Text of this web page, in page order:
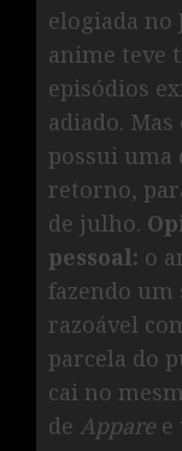
elogiada no
anime teve
episódios
adiado. Mas
possui uma
retorno,
de julho.
pessoal: o
fazendo um
razoável
parcela do
cai no
de Appare e